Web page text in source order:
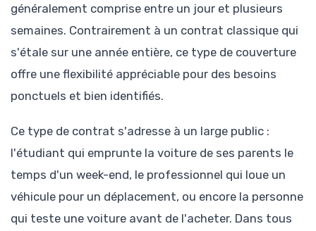
généralement comprise entre un jour et plusieurs
semaines. Contrairement à un contrat classique qui
s'étale sur une année entière, ce type de couverture
offre une flexibilité appréciable pour des besoins
ponctuels et bien identifiés.
Ce type de contrat s'adresse à un large public :
l'étudiant qui emprunte la voiture de ses parents le
temps d'un week-end, le professionnel qui loue un
véhicule pour un déplacement, ou encore la personne
qui teste une voiture avant de l'acheter. Dans tous